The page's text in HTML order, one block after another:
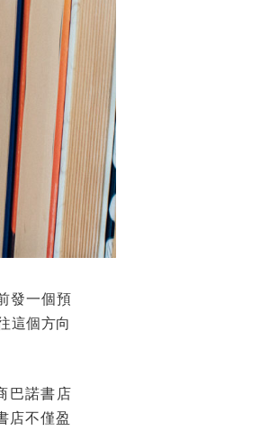
發一個預
這個方向
巴諾書店
店不僅盈